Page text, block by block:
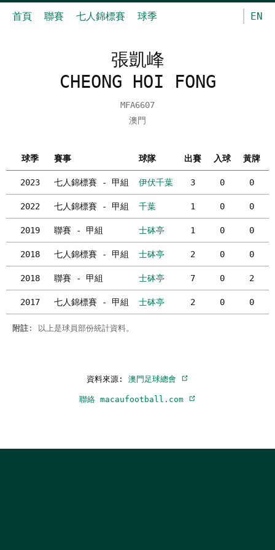
首頁 聯賽 七人錦標賽 球季 EN
張凱峰
CHEONG HOI FONG
MFA6607
澳門
球季 賽事 球隊 出賽 入球 黃牌
2023 七人錦標賽 - 甲組 伊伏千葉 3 0 0
2022 七人錦標賽 - 甲組 千葉 1 0 0
2019 聯賽 - 甲組 士砵亭 1 0 0
2018 七人錦標賽 - 甲組 士砵亭 2 0 0
2018 聯賽 - 甲組 士砵亭 7 0 2
2017 七人錦標賽 - 甲組 士砵亭 2 0 0
附註 : 以上是球員部份統計資料。
資料來源: 澳門足球總會
聯絡 macaufootball.com